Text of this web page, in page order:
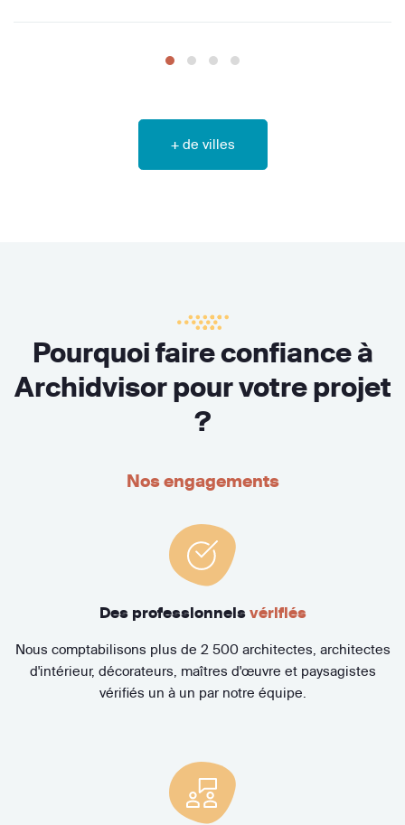
+ de villes
Pourquoi faire confiance à
Archidvisor pour votre projet
?
Nos engagements
Des professionnels vérifiés
Nous comptabilisons plus de 2 500 architectes, architectes
d'intérieur, décorateurs, maîtres d'œuvre et paysagistes
vérifiés un à un par notre équipe.